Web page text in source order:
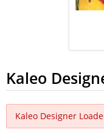
Kaleo
Kaleo Designer